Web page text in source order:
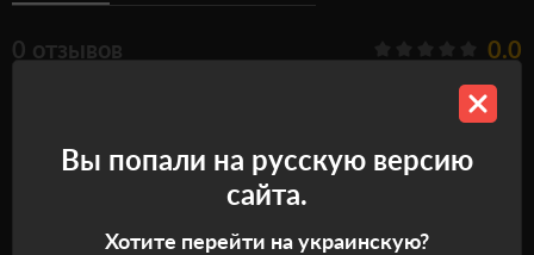
0 отзывов 0.0
Оставить отзыв
Вы попали на русскую версию
сайта.
Хотите перейти на украинскую?